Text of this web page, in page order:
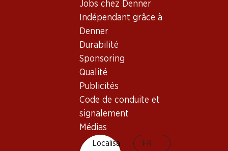
Jobs chez Denner
Indépendant grâce à
Denner
Durabilité
Sponsoring
Qualité
Publicités
Code de conduite et
signalement
Médias
Localisa
FR
Bon à savoir
Cabernet Sauvignon
Cabernet Franc
Petit Verdot